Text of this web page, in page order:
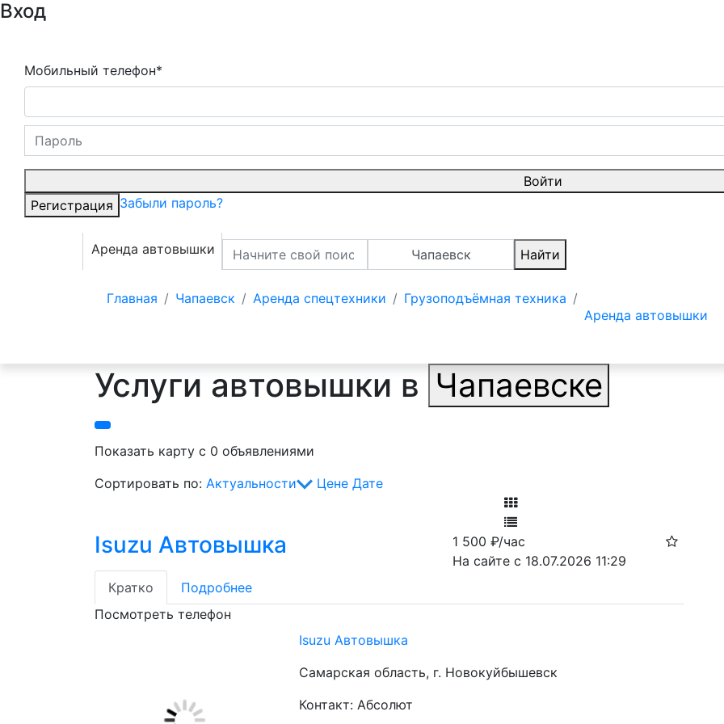
Вход
Мобильный телефон*
Войти
Регистрация Забыли пароль?
Аренда автовышки Чапаевск Найти
Главная Чапаевск Аренда спецтехники
Грузоподъёмная техника
Аренда автовышки
Услуги автовышки в Чапаевске
Показать карту с 0 объявлениями
Сортировать по: Актуальности Цене Дате
Isuzu Автовышка 1 500₽/час
На сайте с 18.07.2026 11:29
Кратко
Подробнее
Посмотреть телефон
Isuzu Автовышка
Самарская область, г. Новокуйбышевск
Контакт: Абсолют